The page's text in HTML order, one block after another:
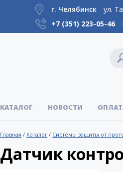
г. Челябинск
ул.
+7 (351) 223-05-46
КАТАЛОГ НОВОСТИ
Главная / Каталог / Системы защиты от
Датчик